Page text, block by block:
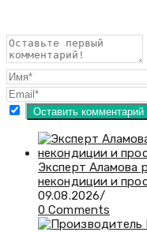
Эксперт Аламова
некондиции и
09.08.2026/
0 Comments